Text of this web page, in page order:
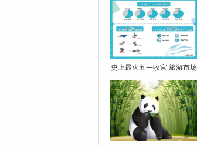
史上最火五一收官 旅游市场